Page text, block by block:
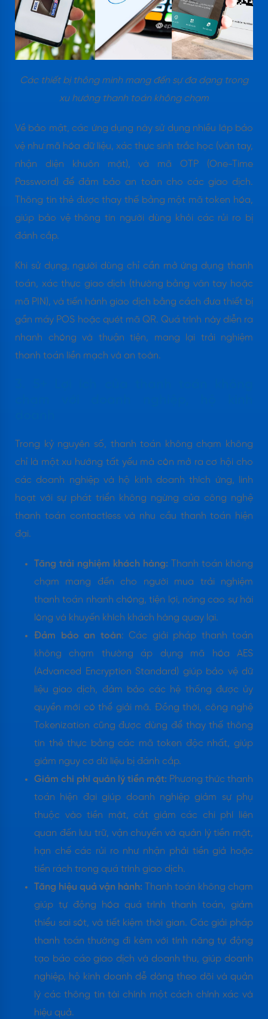
Các thiết bị thông minh mang đến sự đa dạng trong
xu hướng thanh toán không chạm
Về bảo mật, các ứng dụng này sử dụng nhiều lớp bảo
vệ như mã hóa dữ liệu, xác thực sinh trắc học (vân tay,
nhận diện khuôn mặt), và mã OTP (One-Time
Password) để đảm bảo an toàn cho các giao dịch.
Thông tin thẻ được thay thế bằng một mã token hóa,
giúp bảo vệ thông tin người dùng khỏi các rủi ro bị
đánh cắp.
Khi sử dụng, người dùng chỉ cần mở ứng dụng thanh
toán, xác thực giao dịch (thường bằng vân tay hoặc
mã PIN), và tiến hành giao dịch bằng cách đưa thiết bị
gần máy POS hoặc quét mã QR. Quá trình này diễn ra
nhanh chóng và thuận tiện, mang lại trải nghiệm
thanh toán liền mạch và an toàn.
Trong kỷ nguyên số, thanh toán không chạm không
chỉ là một xu hướng tất yếu mà còn mở ra cơ hội cho
các doanh nghiệp và hộ kinh doanh thích ứng, linh
hoạt với sự phát triển không ngừng của công nghệ
thanh toán contactless và nhu cầu thanh toán hiện
đại.
Tăng trải nghiệm khách hàng: Thanh toán không
chạm mang đến cho người mua trải nghiệm
thanh toán nhanh chóng, tiện lợi, nâng cao sự hài
lòng và khuyến khích khách hàng quay lại.
Đảm bảo an toàn: Các giải pháp thanh toán
không chạm thường áp dụng mã hóa AES
(Advanced Encryption Standard) giúp bảo vệ dữ
liệu giao dịch, đảm bảo các hệ thống được ủy
quyền mới có thể giải mã. Đồng thời, công nghệ
Tokenization cũng được dùng để thay thế thông
tin thẻ thực bằng các mã token độc nhất, giúp
giảm nguy cơ dữ liệu bị đánh cắp.
Giảm chi phí quản lý tiền mặt: Phương thức thanh
toán hiện đại giúp doanh nghiệp giảm sự phụ
thuộc vào tiền mặt, cắt giảm các chi phí liên
quan đến lưu trữ, vận chuyển và quản lý tiền mặt,
hạn chế các rủi ro như nhận phải tiền giả hoặc
tiền rách trong quá trình giao dịch.
Tăng hiệu quả vận hành: Thanh toán không chạm
giúp tự động hóa quá trình thanh toán, giảm
thiểu sai sót, và tiết kiệm thời gian. Các giải pháp
thanh toán thường đi kèm với tính năng tự động
tạo báo cáo giao dịch và doanh thu, giúp doanh
nghiệp, hộ kinh doanh dễ dàng theo dõi và quản
lý các thông tin tài chính một cách chính xác và
hiệu quả.